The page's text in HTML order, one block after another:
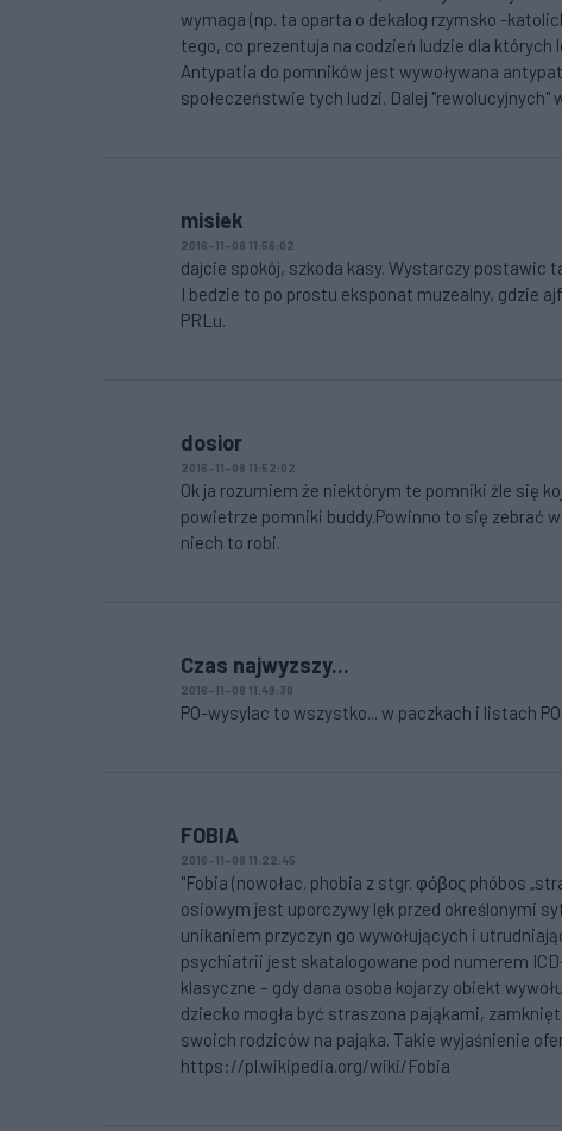
wymaga (np. ta oparta o dekalog rzymsko -
tego, co prezentuja na codzień ludzie dla
Antypatia do pomników jest wywoływana
społeczeństwie tych ludzi. Dalej "rewolucyjnych"
misiek
2016-11-08 11:56:02
dajcie spokój, szkoda kasy. Wystarczy postawic
I bedzie to po prostu eksponat muzealny, gdzie
PRLu.
dosior
2016-11-08 11:52:02
Ok ja rozumiem że niektórym te pomniki źle się
powietrze pomniki buddy.Powinno to się zebrać
niech to robi.
Czas najwyzszy...
2016-11-08 11:49:30
PO-wysylac to wszystko... w paczkach i listach
FOBIA
2016-11-08 11:22:45
"Fobia (nowołac. phobia z stgr. φόβος phóbos
osiowym jest uporczywy lęk przed określonymi
unikaniem przyczyn go wywołujących i
psychiatrii jest skatalogowane pod numerem
klasyczne – gdy dana osoba kojarzy obiekt
dziecko mogła być straszona pająkami,
swoich rodziców na pająka. Takie wyjaśnienie
https://pl.wikipedia.org/wiki/Fobia